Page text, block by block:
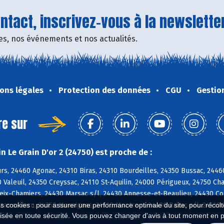
cookies : pour assurer une performance optimale du site, pour
en toute sécurité. Vous pouvez changer d'avis à tout moment en
inscrivez-vous à la
nos événements et nos actualités.
légales Protection des données CGU
sur
Le Grain D'or 2 (24750) est proche de :
24460 Agonac, 24310 Biras, 24310 Bourdeilles, 24350 Bussac,
Valeuil, 24350 Creyssac, 24110 St-Aquilin, 24000 Périgueux, 24750
Chamiers, 24430 Marsac s/l, 24430 Annesse-et-Beaulieu, 24430
s/Vern, 24350 Mensignac, 24110 Montrem, 24430 Razac s/l, 24110